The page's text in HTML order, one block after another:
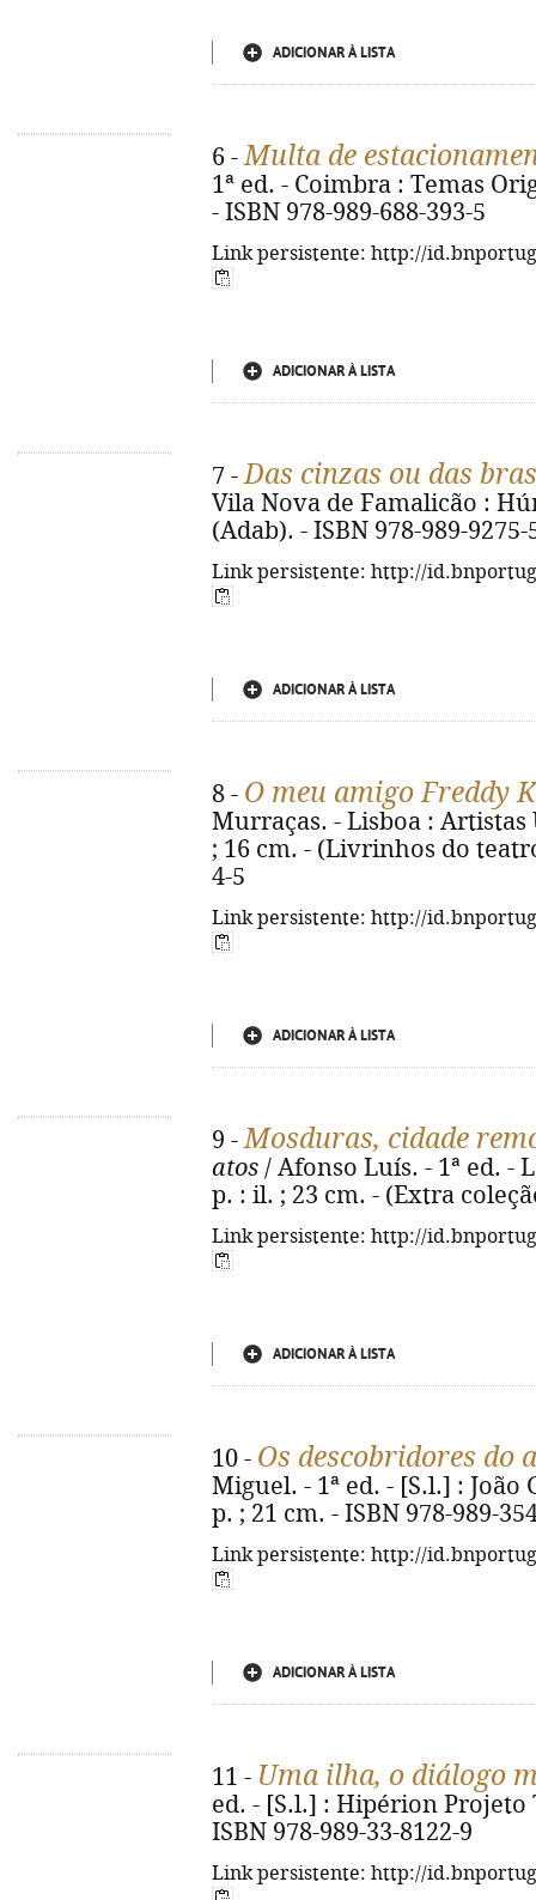
ADICIONAR À LISTA
6 -Multa de
1ª ed. - Coimbra : Temas
- ISBN 978-989-688-393-5
Link persistente: http://
ADICIONAR À LISTA
7 -Das cinzas ou das
Vila Nova de Famalicão :
(Adab). - ISBN 978-989-9275-
Link persistente: http://
ADICIONAR À LISTA
8 - O meu amigo Freddy
Murraças. - Lisboa : Artistas
; 16 cm. - (Livrinhos do
4-5
Link persistente: http://
ADICIONAR À LISTA
9 -Mosduras, cidade
atos / Afonso Luís. - 1ª ed. -
p. : il. ; 23 cm. - (Extra
Link persistente: http://
ADICIONAR À LISTA
10 - Os descobridores do
Miguel. - 1ª ed. - [S.l.] : João
p. ; 21 cm. - ISBN 978-989-
Link persistente: http://
ADICIONAR À LISTA
11 - Uma ilha, o diálogo
ed. - [S.l.] : Hipérion Projeto
ISBN 978-989-33-8122-9
Link persistente: http://